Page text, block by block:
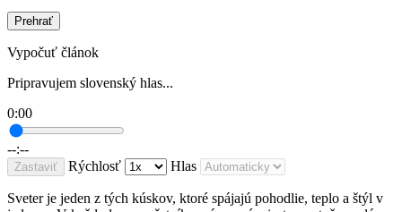
Prehrať
Vypočuť článok
Pripravujem slovenský hlas...
0:00
--:--
Zastaviť Rýchlosť Hlas
Sveter je jeden z tých kúskov, ktoré spájajú pohodlie, teplo a štýl v